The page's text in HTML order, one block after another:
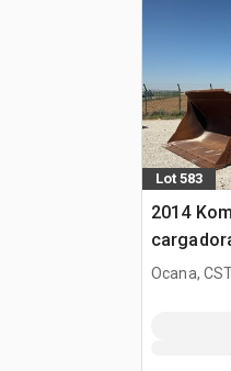
Lot 583
2014
Ocana,